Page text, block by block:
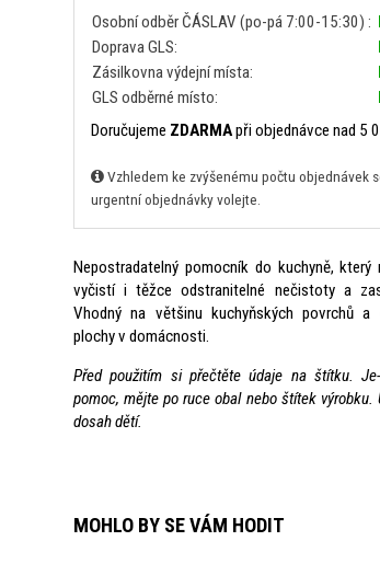
Osobní odběr ČÁSLAV (po-pá 7:00-15:30) :
Doprava GLS:
Zásilkovna výdejní místa:
GLS odběrné místo:
Doručujeme ZDARMApři objednávce nad 5
Vzhledem ke zvýšenému počtu objednávek
urgentní objednávky volejte.
Nepostradatelný pomocník do kuchyně, který
vyčistí i těžce odstranitelné nečistoty a
Vhodný na většinu kuchyňských povrchů a
plochy v domácnosti.
Před použitím si přečtěte údaje na štítku.
pomoc, mějte po ruce obal nebo štítek výrobku.
dosah dětí.
MOHLO BY SE VÁM HODIT